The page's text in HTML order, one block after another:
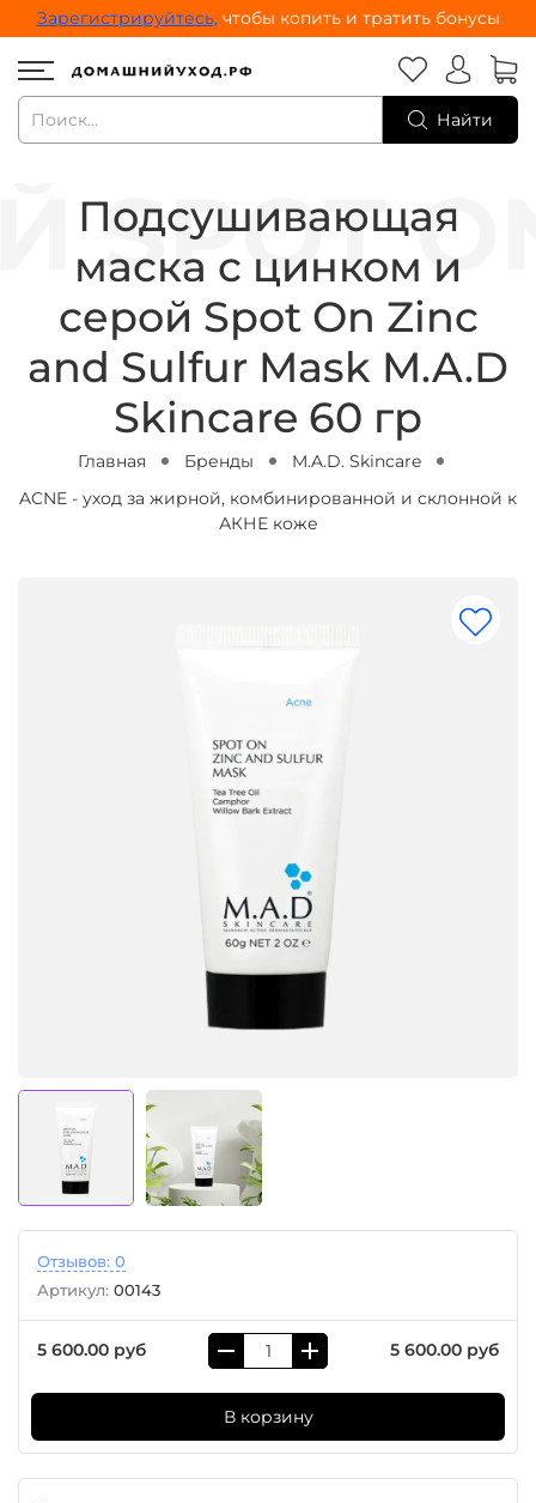
Зарегистрируйтесь,чтобы копить и тратить бонусы
Найти
Подсушивающая
маска с цинком и
серой Spot On Zinc
and Sulfur Mask M.A.D
Skincare 60 гр
Главная Бренды
M.A.D. Skincare
ACNE - уход за жирной, комбинированной и склонной к
АКНЕ коже
Отзывов: 0
Артикул: 00143
5 600.00 руб 5 600.00 руб
В корзину